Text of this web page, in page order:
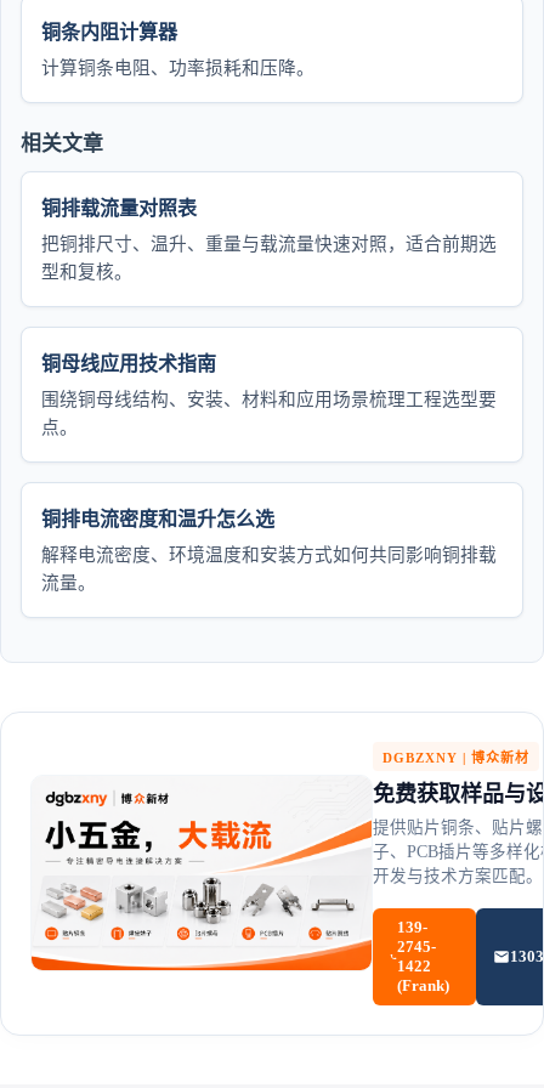
铜条内阻计算器
计算铜条电阻、功率损耗和压降。
相关文章
铜排载流量对照表
把铜排尺寸、温升、重量与载流量快速对照，适合前期选
型和复核。
铜母线应用技术指南
围绕铜母线结构、安装、材料和应用场景梳理工程选型要
点。
铜排电流密度和温升怎么选
解释电流密度、环境温度和安装方式如何共同影响铜排载
流量。
DGBZXNY | 博众新材
免费获取样品与
提供贴片铜条、贴片
子、PCB插片等多样
开发与技术方案匹配。
139-
2745-
1422
(Frank)